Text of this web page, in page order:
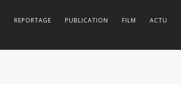
REPORTAGE PUBLICATION FILM ACTU